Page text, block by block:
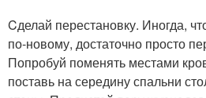
Cделай перестановку. Иногда,
по-новому, достаточно просто
Попробуй поменять местами
поставь на середину спальни